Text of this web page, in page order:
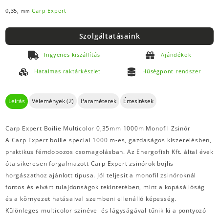
0,35, mm Carp Expert
Szolgáltatásaink
Ingyenes kiszállítás Ajándékok
Hatalmas raktárkészlet Hűségpont rendszer
Leírás Vélemények (2) Paraméterek Értesítések
Carp Expert Boilie Multicolor 0,35mm 1000m Monofil Zsinór
A Carp Expert boilie special 1000 m-es, gazdaságos kiszerelésben,
praktikus fémdobozos csomagolásban. Az Energofish Kft. által évek
óta sikeresen forgalmazott Carp Expert zsinórok bojlis
horgászathoz ajánlott típusa. Jól teljesít a monofil zsinóroknál
fontos és elvárt tulajdonságok tekintetében, mint a kopásállóság
és a környezet hatásaival szembeni ellenálló képesség.
Különleges multicolor színével és lágyságával tűnik ki a pontyozó